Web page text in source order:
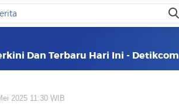
Dan Terbaru Hari Ini - Detikcom
2025 11:30 WIB